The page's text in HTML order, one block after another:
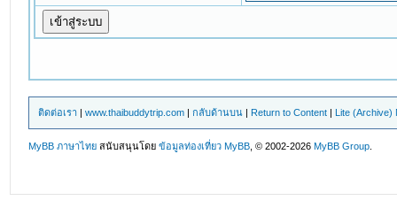
ติดต่อเรา |www.thaibuddytrip.com |กลับด้านบน | Return to Content | Lite (Archive)
MyBB ภาษาไทย สนับสนุนโดยข้อมูลท่องเที่ยว MyBB , © 2002-2026MyBB Group